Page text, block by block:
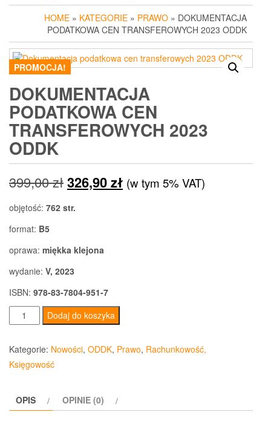
HOME » KATEGORIE » PRAWO » DOKUMENTACJA
PODATKOWA CEN TRANSFEROWYCH 2023 ODDK
PROMOCJA!
DOKUMENTACJA
PODATKOWA CEN
TRANSFEROWYCH 2023
ODDK
399,00złPierwotna
cena
399,00 zł.
326,90złAktualna
(w tym 5% VAT)
objętość: 762 str.
format: B5
oprawa: miękka klejona
wydanie: V, 2023
ISBN: 978-83-7804-951-7
ilość
Dokumentacja
podatkowa
cen
transferowych
ODDK
Dodaj do koszyka
Kategorie: Nowości, ODDK, Prawo, Rachunkowość,
Księgowość
OPIS OPINIE (0)